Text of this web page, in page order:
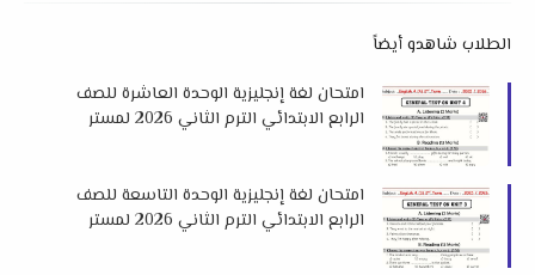
الطلاب شاهدو أيضاً
امتحان لغة إنجليزية الوحدة العاشرة للصف
الرابع الابتدائي الترم الثاني 2026 لمستر
امتحان لغة إنجليزية الوحدة التاسعة للصف
الرابع الابتدائي الترم الثاني 2026 لمستر